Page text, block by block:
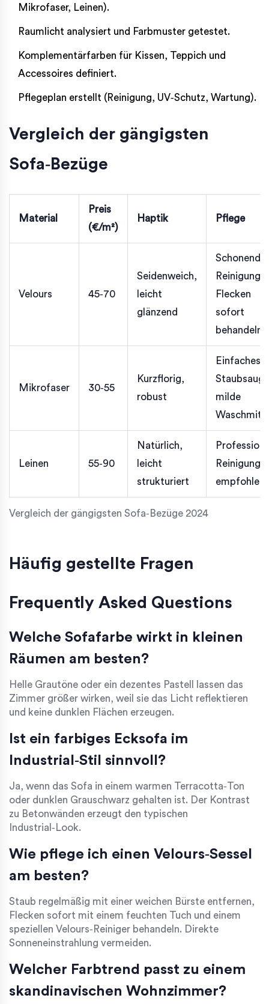
Mikrofaser, Leinen).
Raumlicht analysiert und Farbmuster getestet.
Komplementärfarben für Kissen, Teppich und
Accessoires definiert.
Pflegeplan erstellt (Reinigung, UV‑Schutz, Wartung).
Vergleich der gängigsten
Sofa‑Bezüge
Vergleich der gängigsten Sofa‑Bezüge 2024
Material
Preis
(€/m²)
Haptik Pflege
Velours 45‑70
Seidenweich,
leicht
glänzend
Schonende
Reinigung,
Flecken
sofort
behandeln
Mikrofaser 30‑55
Kurzflorig,
robust
Einfaches
milde
Leinen 55‑90
Natürlich,
leicht
strukturiert
Reinigung
empfohlen
Häufig gestellte Fragen
Frequently Asked Questions
Welche Sofafarbe wirkt in kleinen
Räumen am besten?
Helle Grautöne oder ein dezentes Pastell lassen das
Zimmer größer wirken, weil sie das Licht reflektieren
und keine dunklen Flächen erzeugen.
Ist ein farbiges Ecksofa im
Industrial‑Stil sinnvoll?
Ja, wenn das Sofa in einem warmen Terracotta‑Ton
oder dunklen Grauschwarz gehalten ist. Der Kontrast
zu Betonwänden erzeugt den typischen
Industrial‑Look.
Wie pflege ich einen Velours‑Sessel
am besten?
Staub regelmäßig mit einer weichen Bürste entfernen,
Flecken sofort mit einem feuchten Tuch und einem
speziellen Velours‑Reiniger behandeln. Direkte
Sonneneinstrahlung vermeiden.
Welcher Farbtrend passt zu einem
skandinavischen Wohnzimmer?